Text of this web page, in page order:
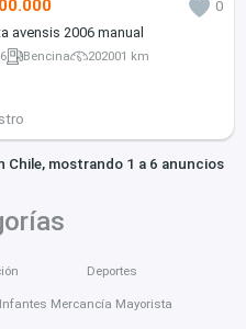
0
avensis 2006 manual
Bencina 202001 km
Chile, mostrando 1 a 6 anuncios
Deportes
Mercancía Mayorista